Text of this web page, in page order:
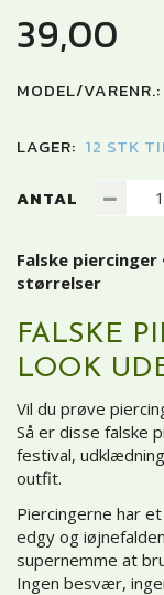
39,00
MODEL/VARENR.:
LAGER: 12 STK
ANTAL
Falske piercinger
størrelser
FALSKE
LOOK
Vil du prøve
Så er disse falske
festival,
outfit.
Piercingerne har
edgy og
supernemme at
Ingen besvær,